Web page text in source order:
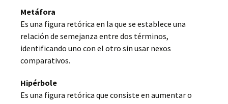
Metáfora
Es una figura retórica en la que se establece una
relación de semejanza entre dos términos,
identificando uno con el otro sin usar nexos
comparativos.
Hipérbole
Es una figura retórica que consiste en aumentar o